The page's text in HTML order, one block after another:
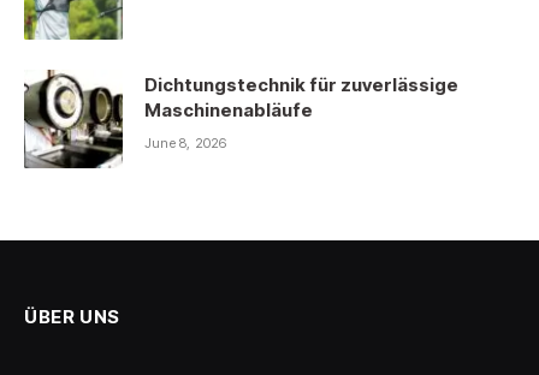
Dichtungstechnik für zuverlässige
Maschinenabläufe
June 8, 2026
ÜBER UNS